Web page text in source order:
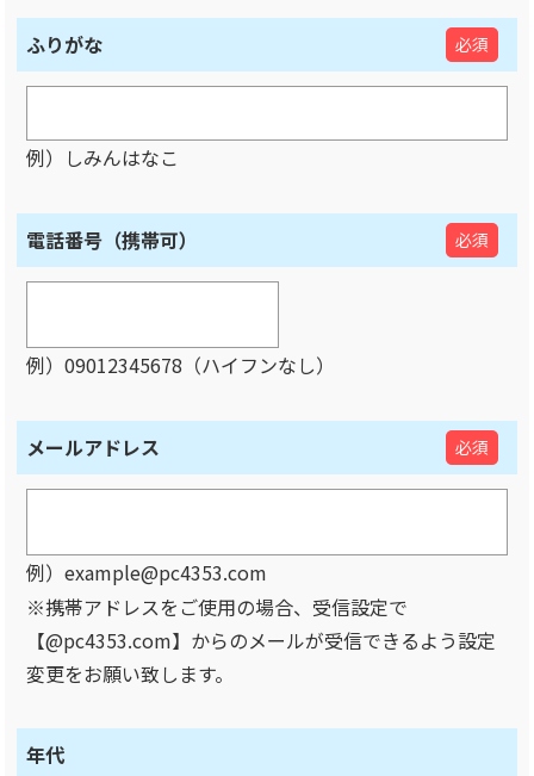
ふりがな 必須
例）しみんはなこ
電話番号（携帯可） 必須
例）09012345678（ハイフンなし）
メールアドレス 必須
例）example@pc4353.com
※携帯アドレスをご使用の場合、受信設定で
【@pc4353.com】からのメールが受信できるよう設定
変更をお願い致します。
年代